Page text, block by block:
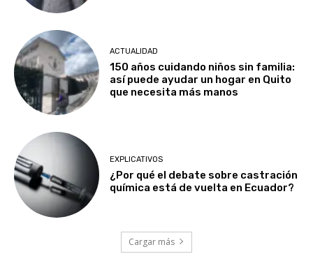
ACTUALIDAD
150 años cuidando niños sin familia:
así puede ayudar un hogar en Quito
que necesita más manos
EXPLICATIVOS
¿Por qué el debate sobre castración
química está de vuelta en Ecuador?
Cargar más